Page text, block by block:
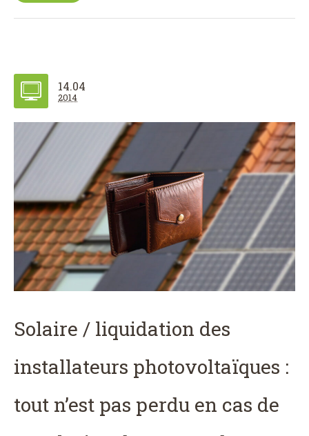
14.04
2014
Solaire / liquidation des
installateurs photovoltaïques :
tout n’est pas perdu en cas de